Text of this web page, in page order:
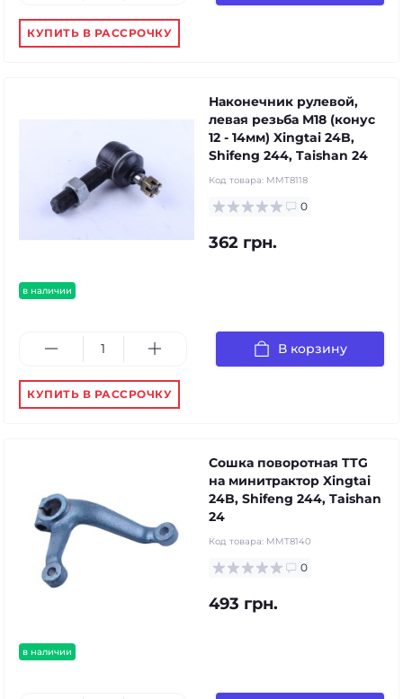
КУПИТЬ В РАССРОЧКУ
в наличии
Наконечник рулевой,
левая резьба М18 (конус
12 - 14мм) Xingtai 24B,
Shifeng 244, Taishan 24
Код товара: MMT8118
0
362 грн.
В корзину
КУПИТЬ В РАССРОЧКУ
в наличии
Сошка поворотная TTG
на минитрактор Xingtai
24B, Shifeng 244, Taishan
24
Код товара: MMT8140
0
493 грн.